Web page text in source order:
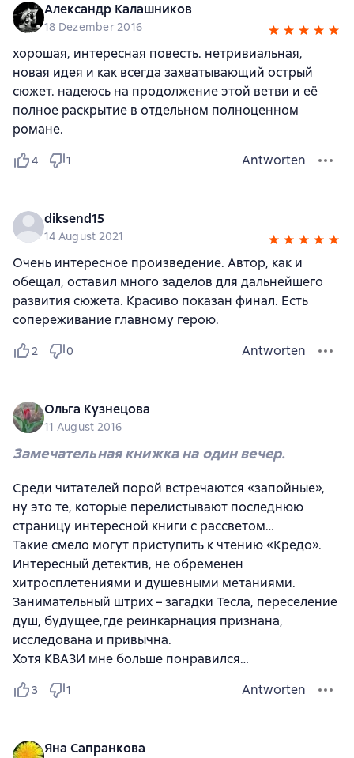
Александр Калашников
18 Dezember 2016
хорошая, интересная повесть. нетривиальная,
новая идея и как всегда захватывающий острый
сюжет. надеюсь на продолжение этой ветви и её
полное раскрытие в отдельном полноценном
романе.
4 1 Antworten
diksend15
14 August 2021
Очень интересное произведение. Автор, как и
обещал, оставил много заделов для дальнейшего
развития сюжета. Красиво показан финал. Есть
сопереживание главному герою.
2 0 Antworten
Ольга Кузнецова
11 August 2016
Замечательная книжка на один вечер.
Среди читателей порой встречаются «запойные»,
ну это те, которые перелистывают последнюю
страницу интересной книги с рассветом…
Такие смело могут приступить к чтению «Кредо».
Интересный детектив, не обременен
хитросплетениями и душевными метаниями.
Занимательный штрих – загадки Тесла, переселение
душ, будущее,где реинкарнация признана,
исследована и привычна.
Хотя КВАЗИ мне больше понравился…
3 1 Antworten
Яна Сапранкова